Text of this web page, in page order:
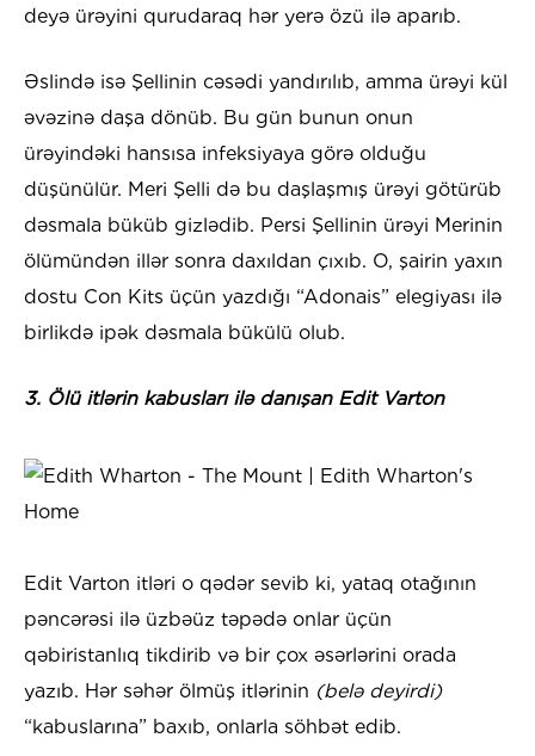
deyə ürəyini qurudaraq hər yerə özü ilə aparıb.
Əslində isə Şellinin cəsədi yandırılıb, amma ürəyi kül
əvəzinə daşa dönüb. Bu gün bunun onun
ürəyindəki hansısa infeksiyaya görə olduğu
düşünülür. Meri Şelli də bu daşlaşmış ürəyi götürüb
dəsmala büküb gizlədib. Persi Şellinin ürəyi Merinin
ölümündən illər sonra daxıldan çıxıb. O, şairin yaxın
dostu Con Kits üçün yazdığı “Adonais” elegiyası ilə
birlikdə ipək dəsmala bükülü olub.
3. Ölü itlərin kabusları ilə danışan Edit Varton
Edit Varton itləri o qədər sevib ki, yataq otağının
pəncərəsi ilə üzbəüz təpədə onlar üçün
qəbiristanlıq tikdirib və bir çox əsərlərini orada
yazıb. Hər səhər ölmüş itlərinin (belə deyirdi)
“kabuslarına” baxıb, onlarla söhbət edib.